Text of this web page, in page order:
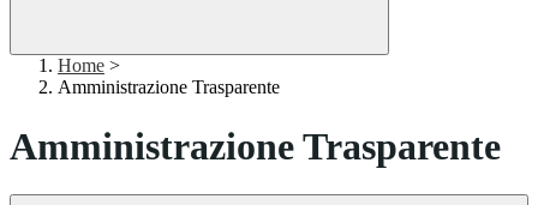
Home >
Amministrazione Trasparente
Amministrazione Trasparente